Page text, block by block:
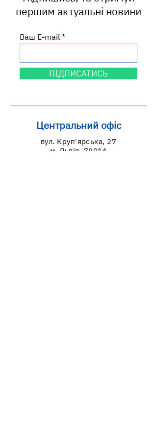
першим актуальні новини
Ваш E-mail
ПІДПИСАТИСЬ
Центральний офіс
вул. Круп'ярська, 27
м. Львів, 79014